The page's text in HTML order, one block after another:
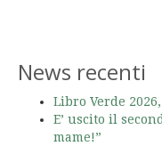
News recenti
Libro Verde
E’ uscito il
mame!”